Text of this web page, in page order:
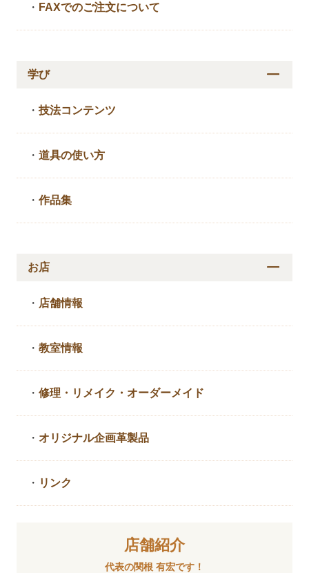
・ FAXでのご注文について
学び
・技法コンテンツ
・道具の使い方
・作品集
お店
・ 店舗情報
・教室情報
・修理・リメイク・ オーダーメイド
・ オリジナル企画革製品
・ リンク
店舗紹介
代表の関根 有宏です！